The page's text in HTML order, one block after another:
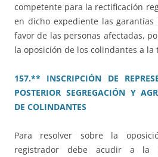
competente para la rectificación
en dicho expediente las garantías
favor de las personas afectadas,
la oposición de los colindantes a
157.** INSCRIPCIÓN DE
POSTERIOR SEGREGACIÓN Y
DE COLINDANTES
Para resolver sobre la
registrador debe acudir a la